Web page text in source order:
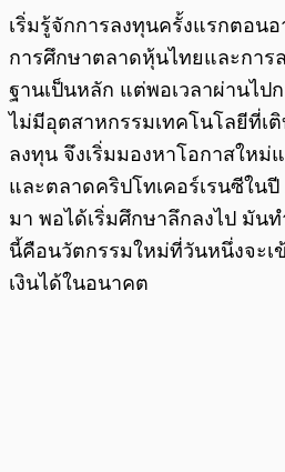
เริ่มรู้จักการลงทุนครั้งแรกตอน
การศึกษาตลาดหุ้นไทยและการ
ฐานเป็นหลัก แต่พอเวลาผ่านไป
ไม่มีอุตสาหกรรมเทคโนโลยีที่เ
ลงทุน จึงเริ่มมองหาโอกาสใหม่
และตลาดคริปโทเคอร์เรนซีใน
มา พอได้เริ่มศึกษาลึกลงไป มัน
นี้คือนวัตกรรมใหม่ที่วันหนึ่งจะเ
เงินได้ในอนาคต